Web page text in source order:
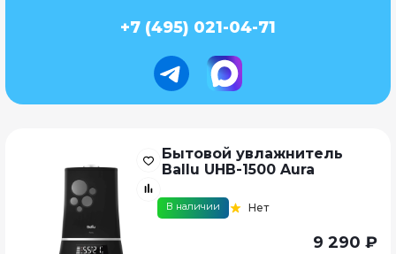
+7 (495) 021-04-71
Бытовой увлажнитель
Ballu UHB-1500 Aura
В наличии Нет
9 290 ₽